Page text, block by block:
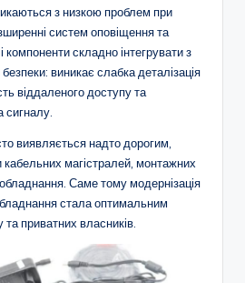
з низкою проблем при
систем оповіщення та
компоненти складно інтегрувати з
виникає слабка деталізація
віддаленого доступу та
сигналу.
виявляється надто дорогим,
магістралей, монтажних
Саме тому модернізація
стала оптимальним
та приватних власників.